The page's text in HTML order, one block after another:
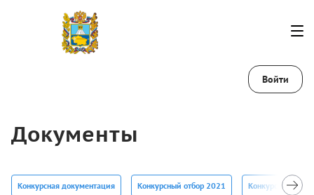
Войти
Документы
Конкурсная документация Конкурсный отбор 2021 Конкурсный